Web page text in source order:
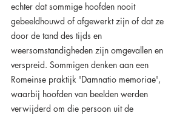
echter dat sommige hoofden nooit
gebeeldhouwd of afgewerkt zijn of dat ze
door de tand des tijds en
weersomstandigheden zijn omgevallen en
verspreid. Sommigen denken aan een
Romeinse praktijk 'Damnatio memoriae',
waarbij hoofden van beelden werden
verwijderd om die persoon uit de